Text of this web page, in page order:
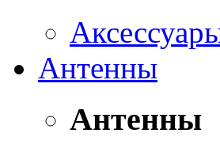
Антенны
Антенны